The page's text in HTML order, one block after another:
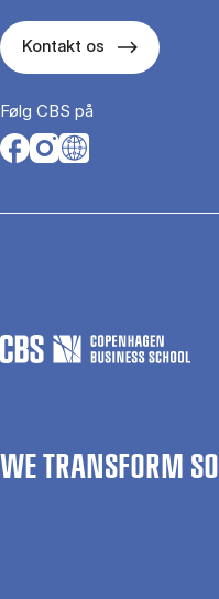
Kontakt os
Følg CBS på
Opens in a new tab
Opens in a new tab
Opens in a new tab
WE TRANSFORM